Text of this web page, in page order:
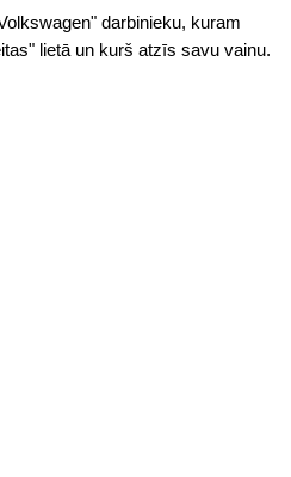
darbinieku, kuram
lietā un kurš atzīs savu vainu.